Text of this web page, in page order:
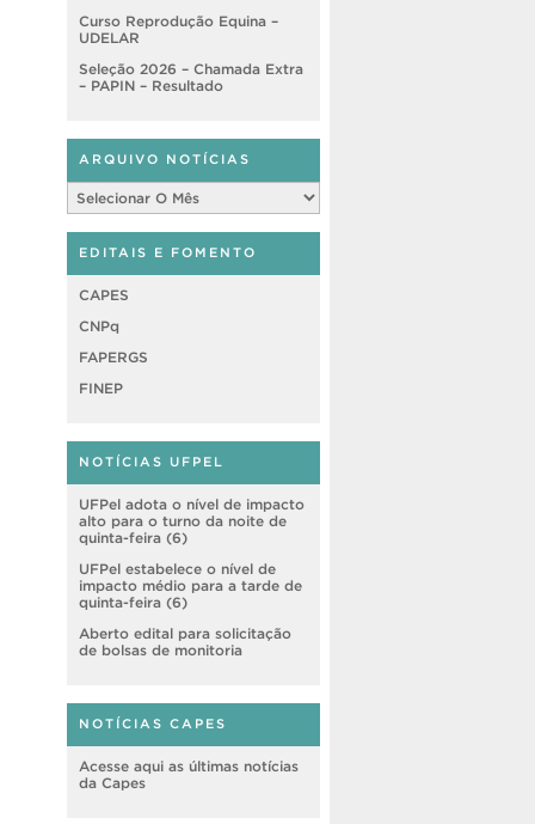
Curso Reprodução Equina –
UDELAR
Seleção 2026 – Chamada Extra
– PAPIN – Resultado
ARQUIVO NOTÍCIAS
Notícias
EDITAIS E FOMENTO
CAPES
CNPq
FAPERGS
FINEP
NOTÍCIAS UFPEL
UFPel adota o nível de impacto
alto para o turno da noite de
quinta-feira (6)
UFPel estabelece o nível de
impacto médio para a tarde de
quinta-feira (6)
Aberto edital para solicitação
de bolsas de monitoria
NOTÍCIAS CAPES
Acesse aqui as últimas notícias
da Capes